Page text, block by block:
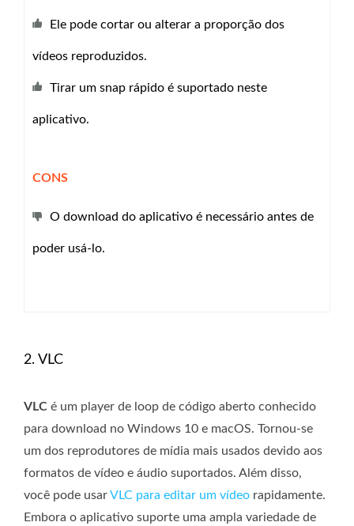
Ele pode cortar ou alterar a proporção dos
vídeos reproduzidos.
Tirar um snap rápido é suportado neste
aplicativo.
CONS
O download do aplicativo é necessário antes de
poder usá-lo.
2. VLC
VLC é um player de loop de código aberto conhecido
para download no Windows 10 e macOS. Tornou-se
um dos reprodutores de mídia mais usados ​​devido aos
formatos de vídeo e áudio suportados. Além disso,
você pode usarVLC para editar um vídeo rapidamente.
Embora o aplicativo suporte uma ampla variedade de